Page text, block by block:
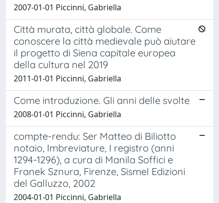
2007-01-01 Piccinni, Gabriella
Città murata, città globale. Come
conoscere la città medievale può aiutare
il progetto di Siena capitale europea
della cultura nel 2019
2011-01-01 Piccinni, Gabriella
Come introduzione. Gli anni delle svolte
2008-01-01 Piccinni, Gabriella
compte-rendu: Ser Matteo di Biliotto
notaio, Imbreviature, I registro (anni
1294-1296), a cura di Manila Soffici e
Franek Sznura, Firenze, Sismel Edizioni
del Galluzzo, 2002
2004-01-01 Piccinni, Gabriella